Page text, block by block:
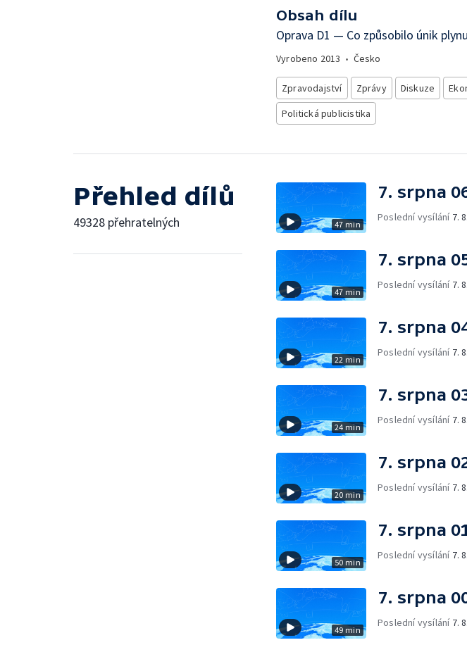
Obsah dílu
Oprava D1 — Co způsobilo únik
Vyrobeno 2013 • Česko
Zpravodajství Zprávy Diskuze
Politická publicistika
Přehled dílů
49328 přehratelných 47 min
7. srpna
Poslední vysílání 7.
47 min
7. srpna
Poslední vysílání 7.
22 min
7. srpna
Poslední vysílání 7.
24 min
7. srpna
Poslední vysílání 7.
20 min
7. srpna
Poslední vysílání 7.
50 min
7. srpna
Poslední vysílání 7.
49 min
7. srpna
Poslední vysílání 7.